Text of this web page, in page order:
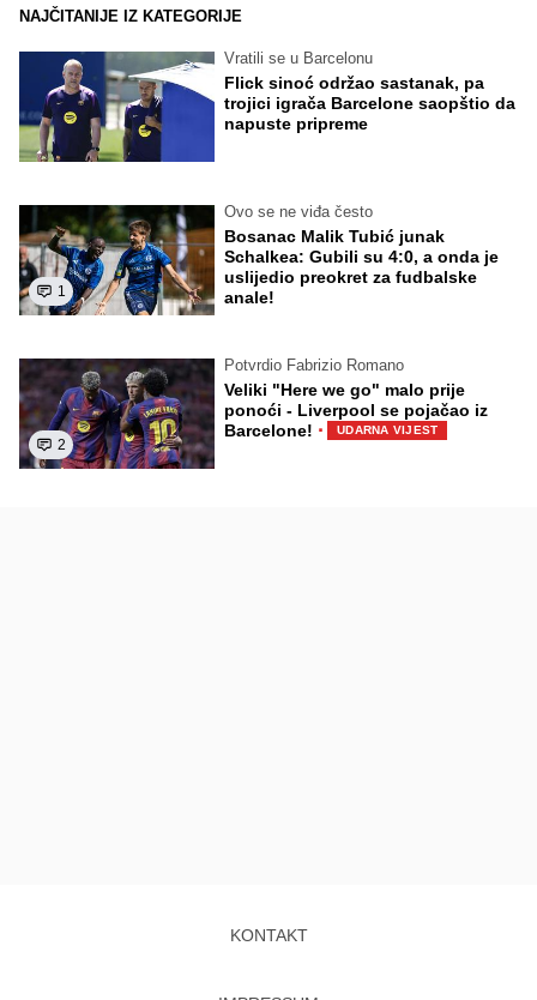
NAJČITANIJE IZ KATEGORIJE
Vratili se u Barcelonu
Flick sinoć održao sastanak, pa
trojici igrača Barcelone saopštio da
napuste pripreme
1
Ovo se ne viđa često
Bosanac Malik Tubić junak
Schalkea: Gubili su 4:0, a onda je
uslijedio preokret za fudbalske
anale!
2
Potvrdio Fabrizio Romano
Veliki "Here we go" malo prije
ponoći - Liverpool se pojačao iz
Barcelone! · UDARNA VIJEST
KONTAKT